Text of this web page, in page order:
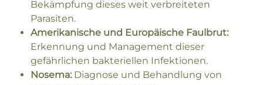
Bekämpfung dieses weit verbreiteten
Parasiten.
Amerikanische und Europäische Faulbrut:
Erkennung und Management dieser
gefährlichen bakteriellen Infektionen.
Nosema: Diagnose und Behandlung von